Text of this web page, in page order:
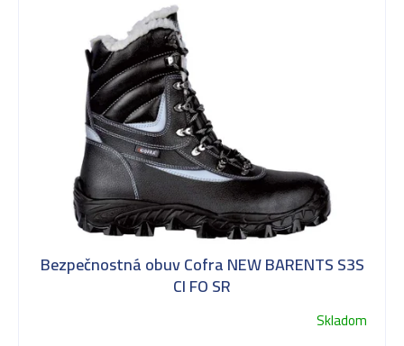
Bezpečnostná obuv Cofra NEW BARENTS S3S
CI FO SR
Skladom